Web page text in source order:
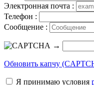
Электронная почта :
Телефон :
Сообщение :
→
Обновить капчу
Я принимаю условия